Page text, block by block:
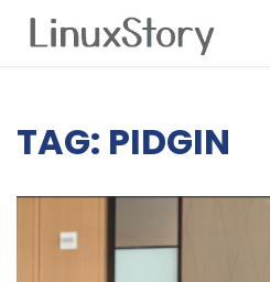
TAG: PIDGIN